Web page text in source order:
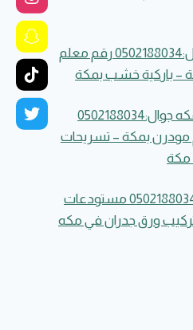
افضل محل باركية بمكة جوال:0502188034 رقم معلم
– باركية خشب بمكة
تركيب ديكورات تسريحات بمكه جوال:0502188034
مودرن بمكة – تسريحات
مكة
محل ورق جدران مكة جوال:0502188034 مستودعات
ورق جدران في مكه